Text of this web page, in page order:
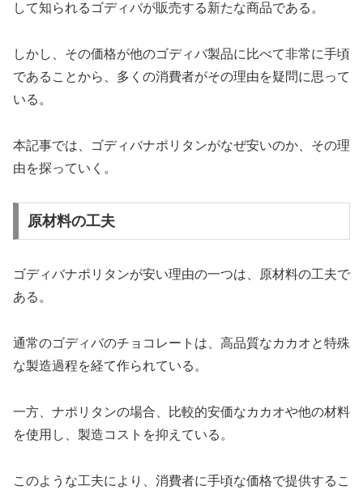
して知られるゴディバが販売する新たな商品である。
しかし、その価格が他のゴディバ製品に比べて非常に手頃
であることから、多くの消費者がその理由を疑問に思って
いる。
本記事では、ゴディバナポリタンがなぜ安いのか、その理
由を探っていく。
原材料の工夫
ゴディバナポリタンが安い理由の一つは、原材料の工夫で
ある。
通常のゴディバのチョコレートは、高品質なカカオと特殊
な製造過程を経て作られている。
一方、ナポリタンの場合、比較的安価なカカオや他の材料
を使用し、製造コストを抑えている。
このような工夫により、消費者に手頃な価格で提供するこ